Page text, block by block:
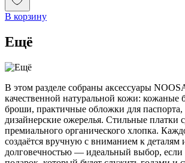
В корзину
Ещё
В этом разделе собраны аксессуары
качественной натуральной кожи: кожаные
броши, практичные обложки для
дизайнерские ожерелья. Стильные платки
премиального органического хлопка.
создаётся вручную с вниманием к деталям
долговечностью — идеальный выбор,